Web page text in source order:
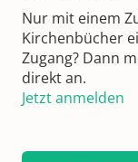
Nur mit einem
Kirchenbücher
Zugang? Dann
direkt an.
Jetzt anmelden